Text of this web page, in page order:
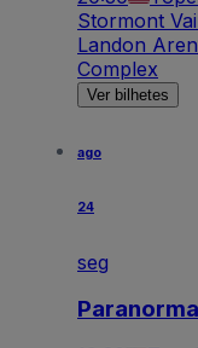
Stormont
Landon
Complex
Ver bilhetes
ago
24
seg